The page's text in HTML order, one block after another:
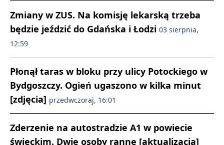
Zmiany w ZUS. Na komisję lekarską trzeba
będzie jeździć do Gdańska i Łodzi 03 sierpnia,
12:59
Płonął taras w bloku przy ulicy Potockiego w
Bydgoszczy. Ogień ugaszono w kilka minut
[zdjęcia] przedwczoraj, 16:01
Zderzenie na autostradzie A1 w powiecie
świeckim. Dwie osoby ranne [aktualizacja]